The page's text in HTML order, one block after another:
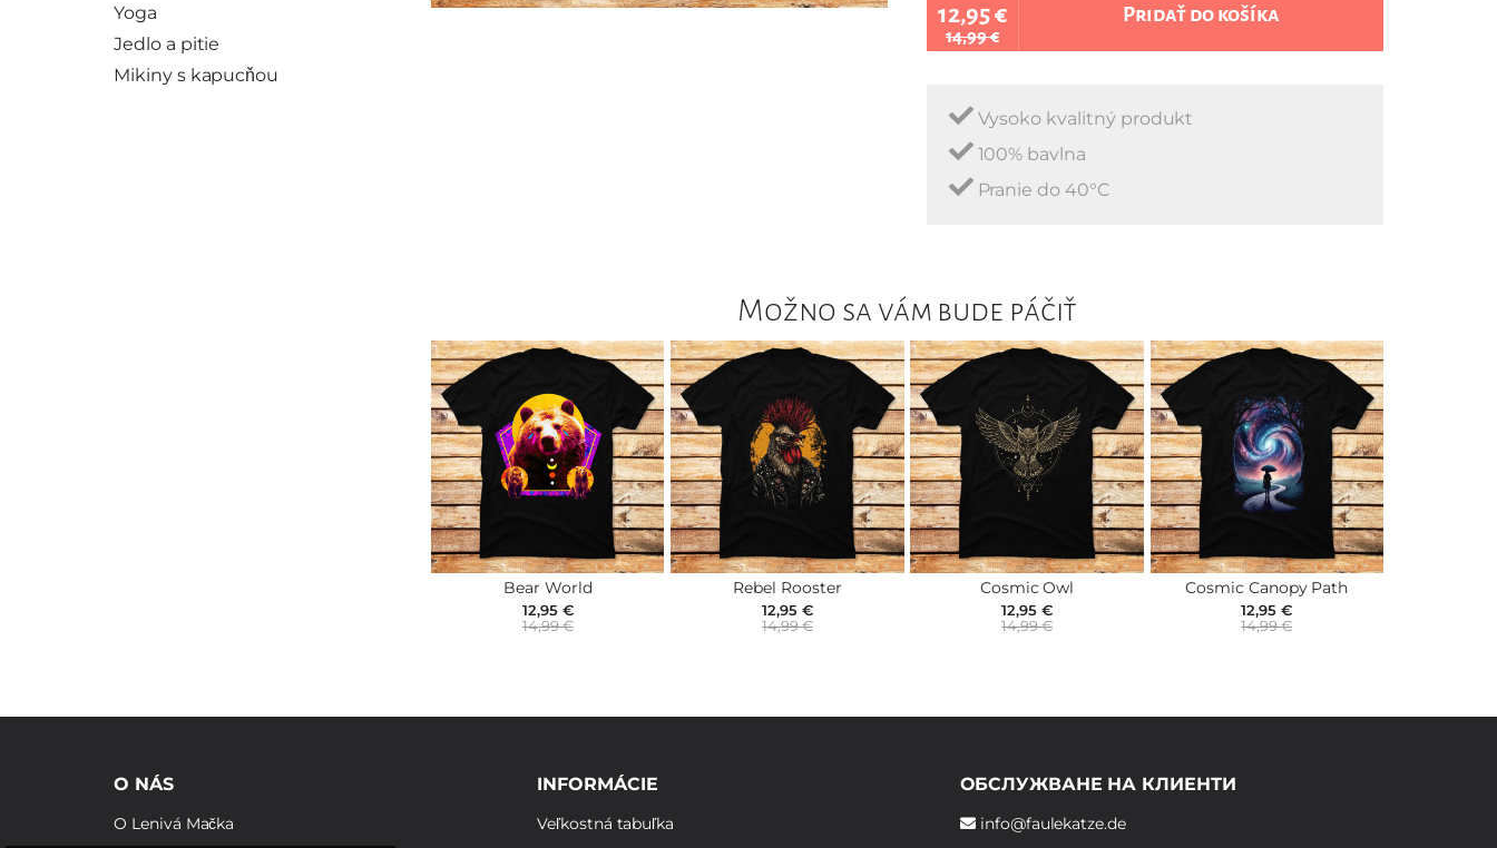
Yoga
Jedlo a pitie
Mikiny s kapucňou
12,95 €
14,99 €
Pridať do košíka
Vysoko kvalitný produkt
100% bavlna
Pranie do 40°C
Možno sa vám bude páčiť
Bear World
12,95 €
14,99 €
Rebel Rooster
12,95 €
14,99 €
Cosmic Owl
12,95 €
14,99 €
Cosmic Canopy Path
12,95 €
14,99 €
O NÁS
O Lenivá Mačka
INFORMÁCIE
Veľkostná tabuľka
ОБСЛУЖВАНЕ НА КЛИЕНТИ
info@faulekatze.de